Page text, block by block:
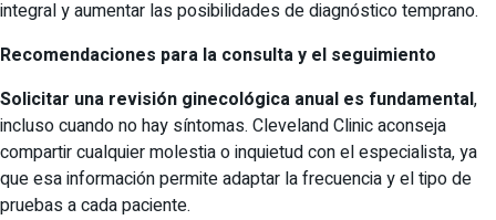
integral y aumentar las posibilidades de diagnóstico temprano.
Recomendaciones para la consulta y el seguimiento
Solicitar una revisión ginecológica anual es fundamental,
incluso cuando no hay síntomas. Cleveland Clinic aconseja
compartir cualquier molestia o inquietud con el especialista, ya
que esa información permite adaptar la frecuencia y el tipo de
pruebas a cada paciente.